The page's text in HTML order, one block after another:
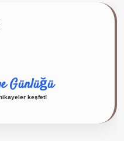
Günlüğü
keşfet!